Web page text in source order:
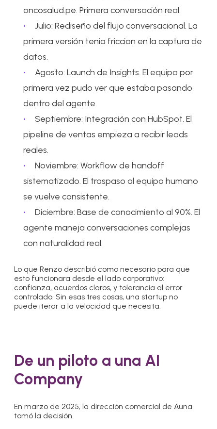
oncosalud.pe. Primera conversación real.
Julio: Rediseño del flujo conversacional. La
primera versión tenia friccion en la captura de
datos.
Agosto: Launch de Insights. El equipo por
primera vez pudo ver que estaba pasando
dentro del agente.
Septiembre: Integración con HubSpot. El
pipeline de ventas empieza a recibir leads
reales.
Noviembre: Workflow de handoff
sistematizado. El traspaso al equipo humano
se vuelve consistente.
Diciembre: Base de conocimiento al 90%. El
agente maneja conversaciones complejas
con naturalidad real.
Lo que Renzo describió como necesario para que
esto funcionara desde el lado corporativo:
confianza, acuerdos claros, y tolerancia al error
controlado. Sin esas tres cosas, una startup no
puede iterar a la velocidad que necesita.
De un piloto a una AI
Company
En marzo de 2025, la dirección comercial de Auna
tomó la decisión.